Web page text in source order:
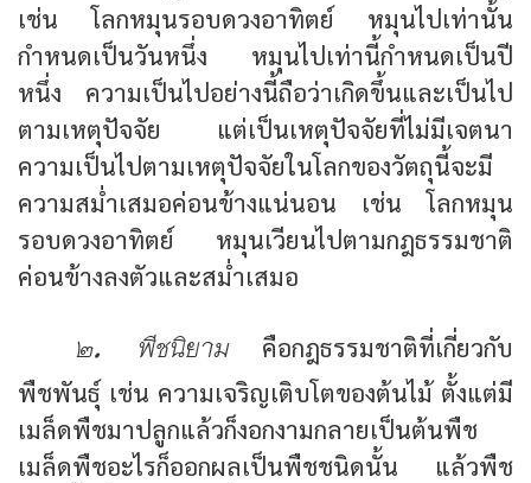
เช่น โลกหมุนรอบดวงอาทิตย์ หมุนไปเท่านั้น
กำหนดเป็นวันหนึ่ง หมุนไปเท่านี้กำหนดเป็นปี
หนึ่ง ความเป็นไปอย่างนี้ถือว่าเกิดขึ้นและเป็นไป
ตามเหตุปัจจัย แต่เป็นเหตุปัจจัยที่ไม่มีเจตนา
ความเป็นไปตามเหตุปัจจัยในโลกของวัตถุนี้จะมี
ความสม่ำเสมอค่อนข้างแน่นอน เช่น โลกหมุน
รอบดวงอาทิตย์ หมุนเวียนไปตามกฎธรรมชาติ
ค่อนข้างลงตัวและสม่ำเสมอ
๒. พีชนิยามคือกฎธรรมชาติที่เกี่ยวกับ
พืชพันธุ์ เช่น ความเจริญเติบโตของต้นไม้ ตั้งแต่มี
เมล็ดพืชมาปลูกแล้วก็งอกงามกลายเป็นต้นพืช
เมล็ดพืชอะไรก็ออกผลเป็นพืชชนิดนั้น แล้วพืช